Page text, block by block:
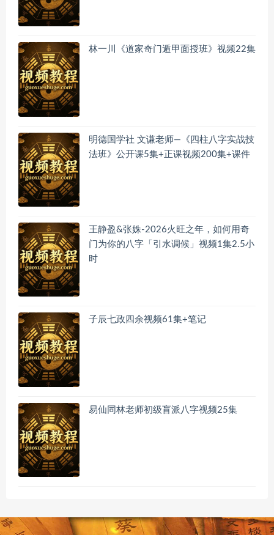
林一川《道家奇门遁甲面授班》视频22集
明德国学社 文谦老师—《四柱八字实战技
法班》公开课5集+正课视频200集+课件
王静盈&张姝-2026火旺之年，如何用奇
门为你的八字「引水调候」视频1集2.5小
时
子辰七政四余视频61集+笔记
易仙同林老师初级盲派八字视频25集